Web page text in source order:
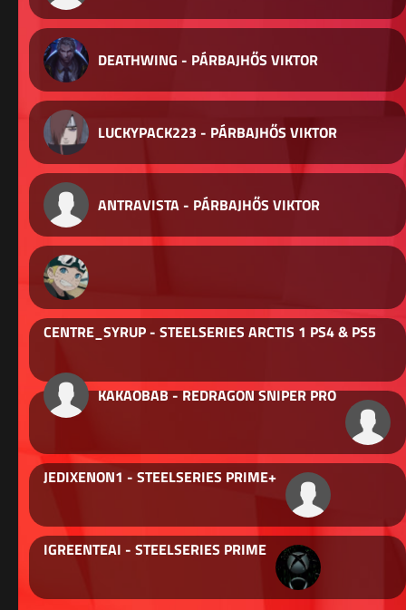
DEATHWING - PÁRBAJHŐS VIKTOR
LUCKYPACK223 - PÁRBAJHŐS VIKTOR
ANTRAVISTA - PÁRBAJHŐS VIKTOR
CENTRE_SYRUP - STEELSERIES ARCTIS 1 PS4 & PS5
KAKAOBAB - REDRAGON SNIPER PRO
JEDIXENON1 - STEELSERIES PRIME+
IGREENTEAI - STEELSERIES PRIME